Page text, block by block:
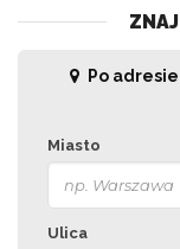
Po adresie
Miasto
Ulica